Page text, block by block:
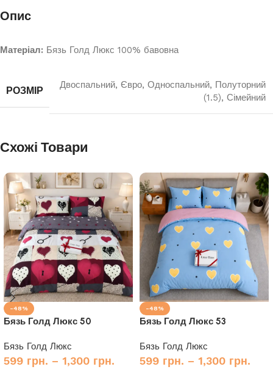
Опис
Матеріал: Бязь Голд Люкс 100% бавовна
РОЗМІР
Двоспальний, Євро, Односпальний, Полуторний
(1.5), Сімейний
Схожі Товари
-48%
Бязь Голд Люкс 50
Бязь Голд Люкс
599 грн. – 1,300 грн.
-48%
Бязь Голд Люкс 53
Бязь Голд Люкс
599 грн. – 1,300 грн.